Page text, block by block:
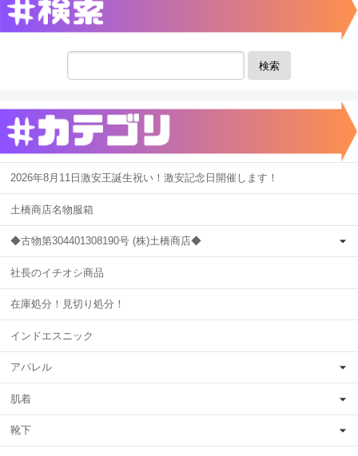
検索
2026年8月11日激安王誕生祝い！激安記念日開催します！
土橋商店名物服箱
◆古物第304401308190号 (株)土橋商店◆
社長のイチオシ商品
在庫処分！見切り処分！
インドエスニック
アパレル
肌着
靴下